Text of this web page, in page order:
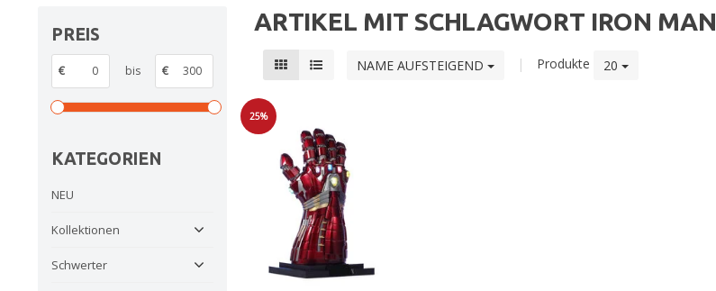
PREIS
€ bis €
KATEGORIEN
NEU
Kollektionen
Schwerter
ARTIKEL MIT SCHLAGWORT IRON MAN
NAME AUFSTEIGEND | Produkte 20
25%